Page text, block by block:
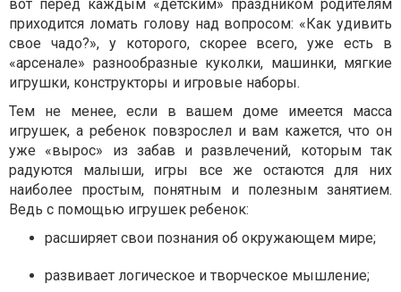
вот перед каждым «детским» праздником родителям
приходится ломать голову над вопросом: «Как удивить
свое чадо?», у которого, скорее всего, уже есть в
«арсенале» разнообразные куколки, машинки, мягкие
игрушки, конструкторы и игровые наборы.
Тем не менее, если в вашем доме имеется масса
игрушек, а ребенок повзрослел и вам кажется, что он
уже «вырос» из забав и развлечений, которым так
радуются малыши, игры все же остаются для них
наиболее простым, понятным и полезным занятием.
Ведь с помощью игрушек ребенок:
расширяет свои познания об окружающем мире;
развивает логическое и творческое мышление;